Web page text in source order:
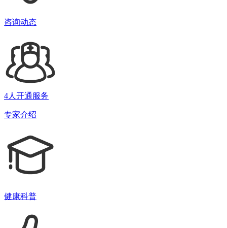
咨询动态
4人开通服务
专家介绍
健康科普